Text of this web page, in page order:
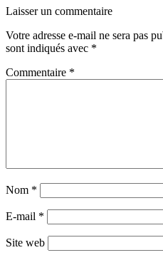
Laisser un commentaire
Votre adresse e-mail ne sera pas
sont indiqués avec *
Commentaire *
Nom *
E-mail *
Site web